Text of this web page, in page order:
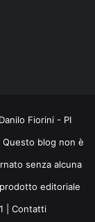
Fiorini - PI
Questo blog non è
senza alcuna
editoriale
| Contatti